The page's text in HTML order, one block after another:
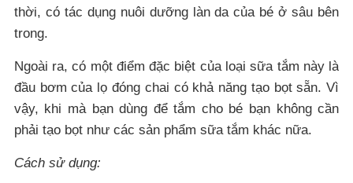
thời, có tác dụng nuôi dưỡng làn da của bé ở sâu bên
trong.
Ngoài ra, có một điểm đặc biệt của loại sữa tắm này là
đầu bơm của lọ đóng chai có khả năng tạo bọt sẵn. Vì
vậy, khi mà bạn dùng để tắm cho bé bạn không cần
phải tạo bọt như các sản phẩm sữa tắm khác nữa.
Cách sử dụng: